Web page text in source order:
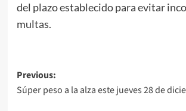
del plazo establecido para evitar
multas.
Post
navigation
Previous:
Súper peso a la alza este jueves 28 de